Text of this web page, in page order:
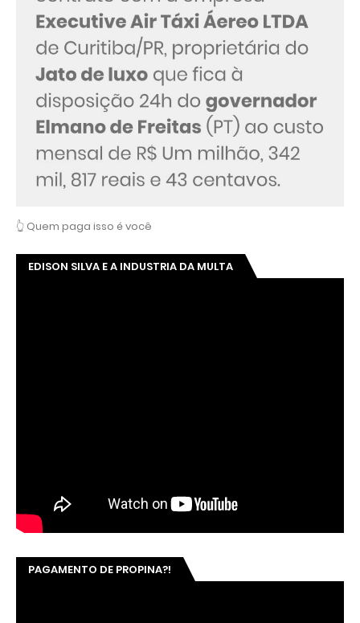
👆 Quem paga isso é você
EDISON SILVA E A INDUSTRIA DA MULTA
PAGAMENTO DE PROPINA?!